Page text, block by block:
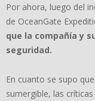
Por ahora, luego del
de OceanGate
que la compañía y
seguridad.
En cuanto se supo
sumergible, las